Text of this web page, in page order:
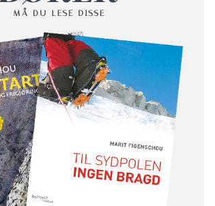
MÅ DU LESE DISSE